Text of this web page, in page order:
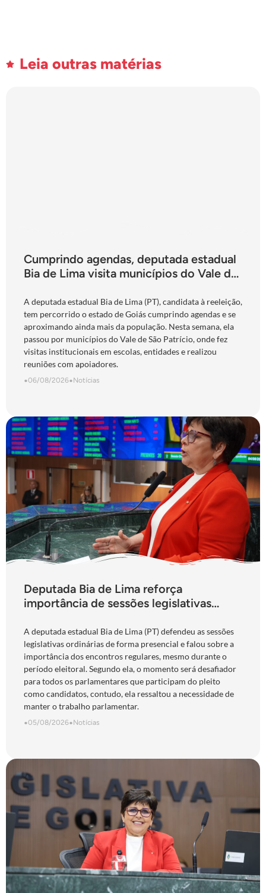
Leia outras matérias
Cumprindo agendas, deputada estadual
Bia de Lima visita municípios do Vale do
A deputada estadual Bia de Lima (PT), candidata à reeleição,
tem percorrido o estado de Goiás cumprindo agendas e se
aproximando ainda mais da população. Nesta semana, ela
passou por municípios do Vale de São Patrício, onde fez
visitas institucionais em escolas, entidades e realizou
reuniões com apoiadores.
•06/08/2026•Notícias
Deputada Bia de Lima reforça
importância de sessões legislativas
“obrigação com o povo de Goiás”
A deputada estadual Bia de Lima (PT) defendeu as sessões
legislativas ordinárias de forma presencial e falou sobre a
importância dos encontros regulares, mesmo durante o
período eleitoral. Segundo ela, o momento será desafiador
para todos os parlamentares que participam do pleito
como candidatos, contudo, ela ressaltou a necessidade de
manter o trabalho parlamentar.
•05/08/2026•Notícias